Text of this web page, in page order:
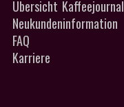
Übersicht Kaffeejournal
Neukundeninformation
FAQ
Karriere